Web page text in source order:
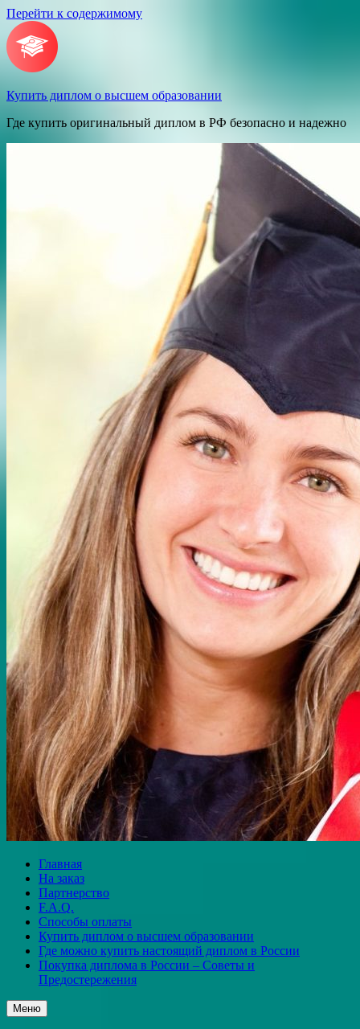
Перейти к содержимому
Купить диплом о высшем образовании
Где купить оригинальный диплом в РФ безопасно и надежно
Главная
На заказ
Партнерство
F.A.Q.
Способы оплаты
Купить диплом о высшем образовании
Где можно купить настоящий диплом в России
Покупка диплома в России – Советы и
Предостережения
Меню